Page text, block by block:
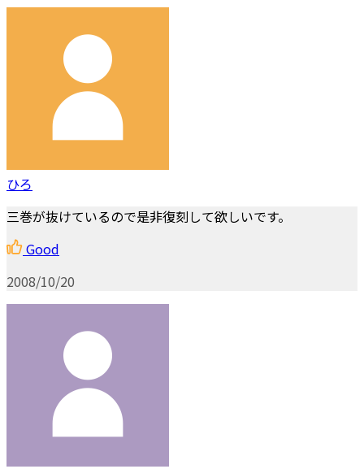
ひろ
三巻が抜けているので是非復刻して欲しいです。
Good
2008/10/20